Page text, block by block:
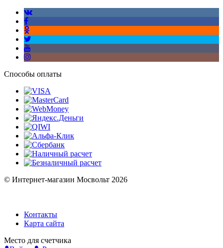
Способы оплаты
© Интернет-магазин Мосвольт 2026
Контакты
Карта сайта
Место для счетчика